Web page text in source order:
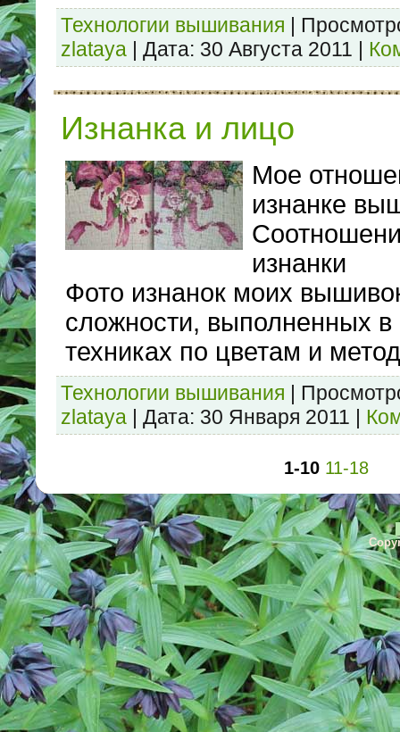
Технологии вышивания |
zlataya | Дата: 30 Августа 2011 |
Изнанка и лицо
Мое
изнанке
изнанки
Фото изнанок моих
сложности, выполненных в
техниках по цветам и
Технологии вышивания |
zlataya | Дата: 30 Января 2011 |
1-10 11-18